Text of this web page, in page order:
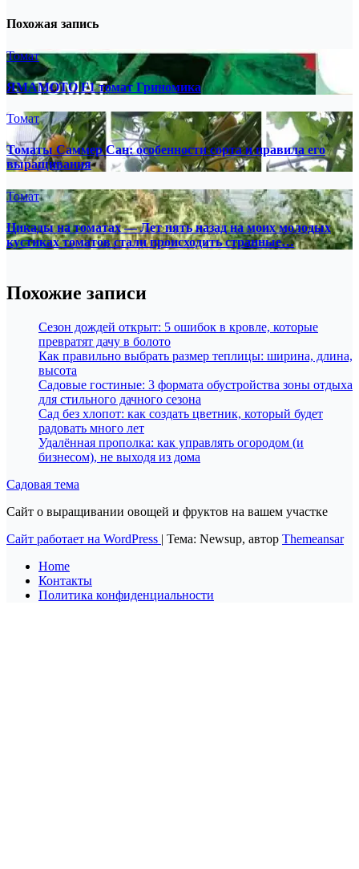
Похожая запись
Томат
ЯМАМОТО F1 томат Гриномика
Томат
Томаты Саммер Сан: особенности сорта и правила его
выращивания
Томат
Цикады на томатах — Лет пять назад на моих молодых
кустиках томатов стали происходить странные…
Похожие записи
Сезон дождей открыт: 5 ошибок в кровле, которые
превратят дачу в болото
Как правильно выбрать размер теплицы: ширина, длина,
высота
Садовые гостиные: 3 формата обустройства зоны отдыха
для стильного дачного сезона
Сад без хлопот: как создать цветник, который будет
радовать много лет
Удалённая прополка: как управлять огородом (и
бизнесом), не выходя из дома
Садовая тема
Сайт о выращивании овощей и фруктов на вашем участке
Сайт работает на WordPress | Тема: Newsup, автор Themeansar
Home
Контакты
Политика конфиденциальности